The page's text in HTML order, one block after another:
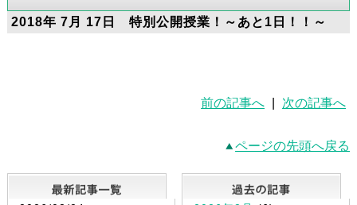
2018年 7月 17日 特別公開授業！～あと1日！！～
前の記事へ 次の記事へ
ページの先頭へ戻る
最新記事一覧